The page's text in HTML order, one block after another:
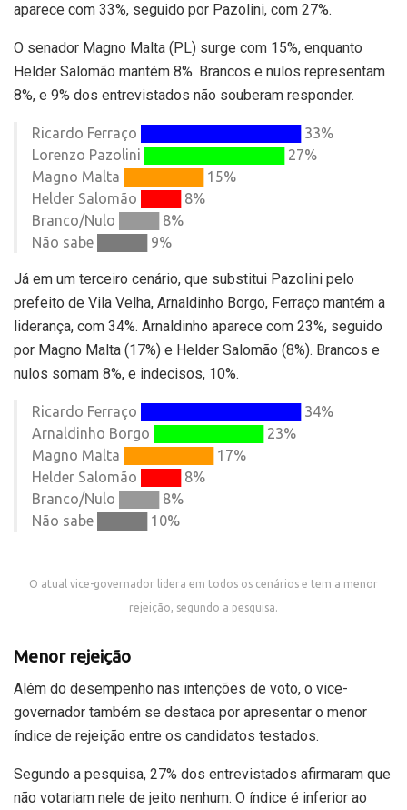
aparece com 33%, seguido por Pazolini, com 27%.
O senador Magno Malta (PL) surge com 15%, enquanto
Helder Salomão mantém 8%. Brancos e nulos representam
8%, e 9% dos entrevistados não souberam responder.
Ricardo Ferraço
33%
Lorenzo Pazolini
27%
Magno Malta
15%
Helder Salomão
8%
Branco/Nulo
8%
Não sabe █████ 9%
Já em um terceiro cenário, que substitui Pazolini pelo
prefeito de Vila Velha, Arnaldinho Borgo, Ferraço mantém a
liderança, com 34%. Arnaldinho aparece com 23%, seguido
por Magno Malta (17%) e Helder Salomão (8%). Brancos e
nulos somam 8%, e indecisos, 10%.
Ricardo Ferraço
34%
Arnaldinho Borgo
23%
Magno Malta
17%
Helder Salomão
8%
Branco/Nulo
8%
Não sabe █████ 10%
O atual vice-governador lidera em todos os cenários e tem a menor
rejeição, segundo a pesquisa.
Menor rejeição
Além do desempenho nas intenções de voto, o vice-
governador também se destaca por apresentar o menor
índice de rejeição entre os candidatos testados.
Segundo a pesquisa, 27% dos entrevistados afirmaram que
não votariam nele de jeito nenhum. O índice é inferior ao